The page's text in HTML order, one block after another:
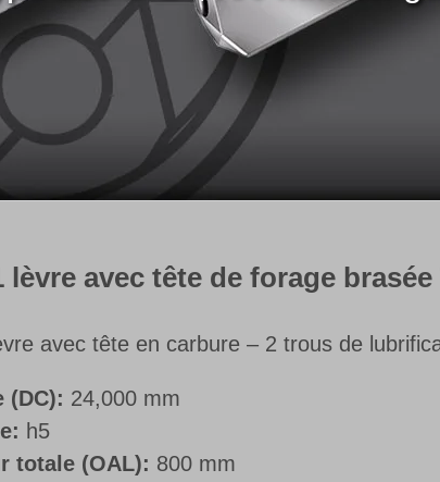
lèvre avec tête de forage brasée
avec tête en carbure – 2 trous de
(DC): 24,000 mm
h5
totale (OAL): 800 mm